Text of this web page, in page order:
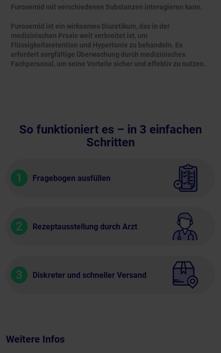
Furosemid mit verschiedenen Substanzen interagieren kann.
Furosemid ist ein wirksames Diuretikum, das in der
medizinischen Praxis weit verbreitet ist, um
Flüssigkeitsretention und Hypertonie zu behandeln. Es
erfordert sorgfältige Überwachung durch medizinisches
Fachpersonal, um seine Vorteile sicher und effektiv zu nutzen.
So funktioniert es – in 3 einfachen
Schritten
1 Fragebogen ausfüllen
2 Rezeptausstellung durch Arzt
3 Diskreter und schneller Versand
Weitere Infos